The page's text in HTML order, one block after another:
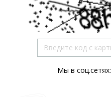
Мы в соц.сетях: